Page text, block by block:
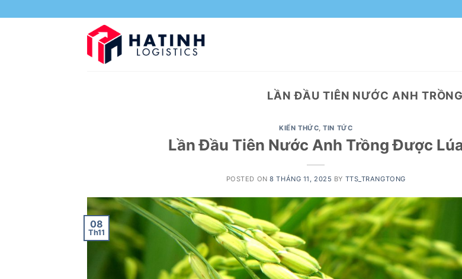
to
LẦN ĐẦU TIÊN NƯỚC ANH
KIẾN THỨC,TIN TỨC
Lần Đầu Tiên Nước Anh Trồng Được
POSTED ON8 THÁNG 11, 2025 BY TTS_TRANGTONG
08
Th11